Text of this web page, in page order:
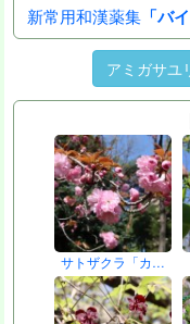
新常用和漢薬集 「バ
アミガサユ
サトザクラ「カ…